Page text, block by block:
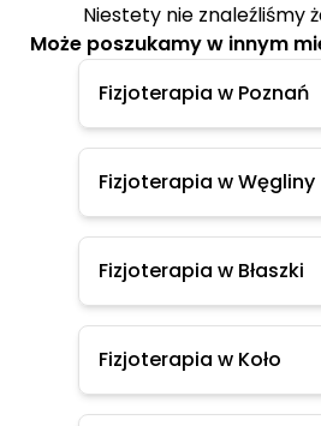
Niestety nie znaleźliśmy
Może poszukamy w innym
Fizjoterapia w Poznań
Fizjoterapia w Węgliny
Fizjoterapia w Błaszki
Fizjoterapia w Koło